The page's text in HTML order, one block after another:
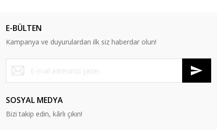
E-BÜLTEN
Kampanya ve duyurulardan ilk siz haberdar olun!
SOSYAL MEDYA
Bizi takip edin, kârlı çıkın!